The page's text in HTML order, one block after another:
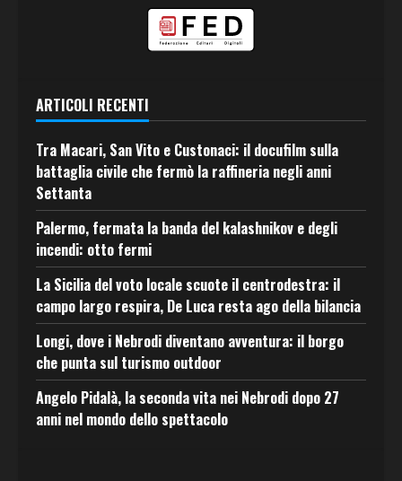
ARTICOLI RECENTI
Tra Macari, San Vito e Custonaci: il docufilm sulla
battaglia civile che fermò la raffineria negli anni
Settanta
Palermo, fermata la banda del kalashnikov e degli
incendi: otto fermi
La Sicilia del voto locale scuote il centrodestra: il
campo largo respira, De Luca resta ago della bilancia
Longi, dove i Nebrodi diventano avventura: il borgo
che punta sul turismo outdoor
Angelo Pidalà, la seconda vita nei Nebrodi dopo 27
anni nel mondo dello spettacolo